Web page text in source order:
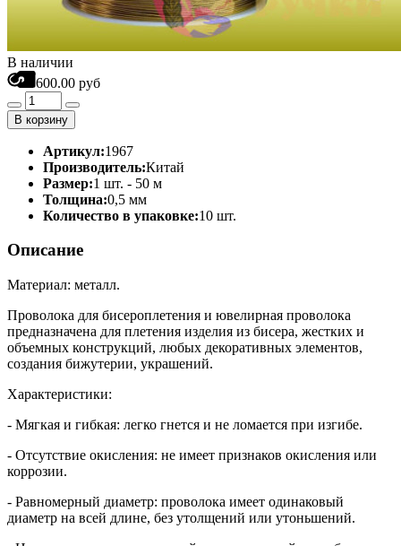
В наличии
600.00 руб
В корзину
Артикул:1967
Производитель:Китай
Размер:1 шт. - 50 м
Толщина:0,5 мм
Количество в упаковке:10 шт.
Описание
Материал: металл.
Проволока для бисероплетения и ювелирная проволока
предназначена для плетения изделия из бисера, жестких и
объемных конструкций, любых декоративных элементов,
создания бижутерии, украшений.
Характеристики:
- Мягкая и гибкая: легко гнется и не ломается при изгибе.
- Отсутствие окисления: не имеет признаков окисления или
коррозии.
- Равномерный диаметр: проволока имеет одинаковый
диаметр на всей длине, без утолщений или утоньшений.